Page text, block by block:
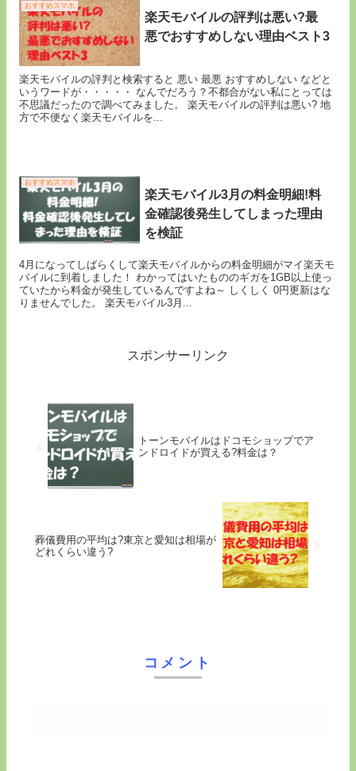
おすすめスマホ
楽天モバイルの評判は悪い?最
悪でおすすめしない理由ベスト3
楽天モバイルの評判と検索すると 悪い 最悪 おすすめしない などと
いうワードが・・・・・ なんでだろう？不都合がない私にとっては
不思議だったので調べてみました。 楽天モバイルの評判は悪い? 地
方で不便なく楽天モバイルを...
おすすめスマホ
楽天モバイル3月の料金明細!料
金確認後発生してしまった理由
を検証
4月になってしばらくして楽天モバイルからの料金明細がマイ楽天モ
バイルに到着しました！ わかってはいたもののギガを1GB以上使っ
ていたから料金が発生しているんですよね～ しくしく 0円更新はな
りませんでした。 楽天モバイル3月...
スポンサーリンク
トーンモバイルはドコモショップでア
ンドロイドが買える?料金は？
葬儀費用の平均は?東京と愛知は相場が
どれくらい違う?
コメント